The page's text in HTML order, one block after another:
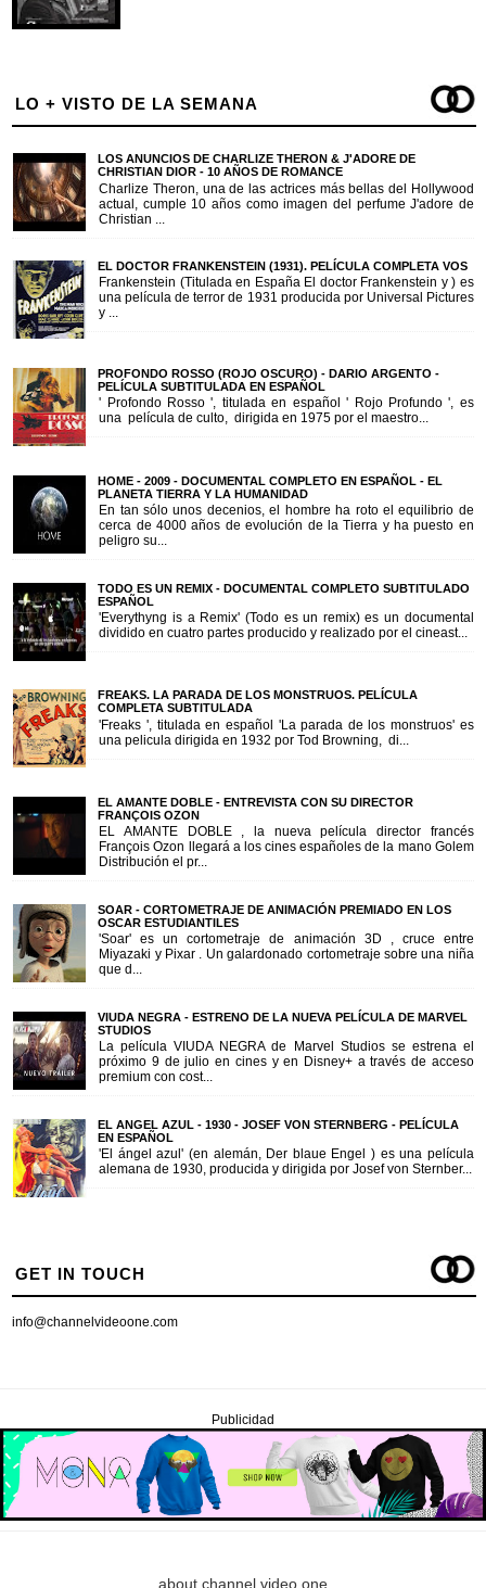
LO + VISTO DE LA SEMANA
LOS ANUNCIOS DE CHARLIZE THERON & J'ADORE DE
CHRISTIAN DIOR - 10 AÑOS DE ROMANCE
Charlize Theron, una de las actrices más bellas del Hollywood
actual, cumple 10 años como imagen del perfume J'adore de
Christian ...
EL DOCTOR FRANKENSTEIN (1931). PELÍCULA COMPLETA VOS
Frankenstein (Titulada en España El doctor Frankenstein y ) es
una película de terror de 1931 producida por Universal Pictures
y ...
PROFONDO ROSSO (ROJO OSCURO) - DARIO ARGENTO -
PELÍCULA SUBTITULADA EN ESPAÑOL
' Profondo Rosso ', titulada en español ' Rojo Profundo ', es
una película de culto, dirigida en 1975 por el maestro...
HOME - 2009 - DOCUMENTAL COMPLETO EN ESPAÑOL - EL
PLANETA TIERRA Y LA HUMANIDAD
En tan sólo unos decenios, el hombre ha roto el equilibrio de
cerca de 4000 años de evolución de la Tierra y ha puesto en
peligro su...
TODO ES UN REMIX - DOCUMENTAL COMPLETO SUBTITULADO
ESPAÑOL
'Everythyng is a Remix' (Todo es un remix) es un documental
dividido en cuatro partes producido y realizado por el cineast...
FREAKS. LA PARADA DE LOS MONSTRUOS. PELÍCULA
COMPLETA SUBTITULADA
'Freaks ', titulada en español 'La parada de los monstruos' es
una pelicula dirigida en 1932 por Tod Browning, di...
EL AMANTE DOBLE - ENTREVISTA CON SU DIRECTOR
FRANÇOIS OZON
EL AMANTE DOBLE , la nueva película director francés
François Ozon llegará a los cines españoles de la mano Golem
Distribución el pr...
SOAR - CORTOMETRAJE DE ANIMACIÓN PREMIADO EN LOS
OSCAR ESTUDIANTILES
'Soar' es un cortometraje de animación 3D , cruce entre
Miyazaki y Pixar . Un galardonado cortometraje sobre una niña
que d...
VIUDA NEGRA - ESTRENO DE LA NUEVA PELÍCULA DE MARVEL
STUDIOS
La película VIUDA NEGRA de Marvel Studios se estrena el
próximo 9 de julio en cines y en Disney+ a través de acceso
premium con cost...
EL ANGEL AZUL - 1930 - JOSEF VON STERNBERG - PELÍCULA
EN ESPAÑOL
'El ángel azul' (en alemán, Der blaue Engel ) es una película
alemana de 1930, producida y dirigida por Josef von Sternber...
GET IN TOUCH
info@channelvideoone.com
Publicidad
about channel video one